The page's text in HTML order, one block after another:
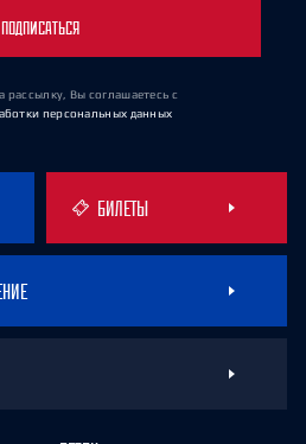
ПОДПИСАТЬСЯ
рассылку, Вы соглашаетесь с
персональных данных
БИЛЕТЫ